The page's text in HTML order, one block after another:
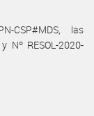
CSP#MDS, las
Nº RESOL-2020-